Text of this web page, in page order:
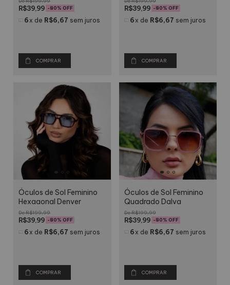
R$39,99 -80% OFF
6 x de R$6,67 sem juros
COMPRAR
R$39,99 -80% OFF
6 x de R$6,67 sem juros
COMPRAR
Óculos de Sol Feminino
Hexagonal Denver
R$199,99
R$39,99 -80% OFF
6 x de R$6,67 sem juros
COMPRAR
Óculos de Sol Feminino
Quadrado Dalva
R$199,99
R$39,99 -80% OFF
6 x de R$6,67 sem juros
COMPRAR